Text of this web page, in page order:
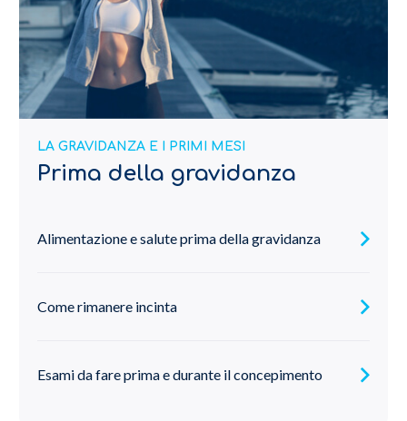
LA GRAVIDANZA E I PRIMI MESI
Prima della gravidanza
Alimentazione e salute prima della gravidanza
Come rimanere incinta
Esami da fare prima e durante il concepimento